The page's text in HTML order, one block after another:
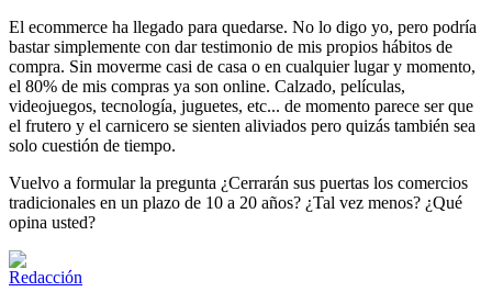
El ecommerce ha llegado para quedarse. No lo digo yo, pero podría
bastar simplemente con dar testimonio de mis propios hábitos de
compra. Sin moverme casi de casa o en cualquier lugar y momento,
el 80% de mis compras ya son online. Calzado, películas,
videojuegos, tecnología, juguetes, etc... de momento parece ser que
el frutero y el carnicero se sienten aliviados pero quizás también sea
solo cuestión de tiempo.
Vuelvo a formular la pregunta ¿Cerrarán sus puertas los comercios
tradicionales en un plazo de 10 a 20 años? ¿Tal vez menos? ¿Qué
opina usted?